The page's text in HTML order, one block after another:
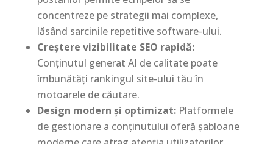
concentreze pe strategii mai complexe,
lăsând sarcinile repetitive software-ului.
Creștere vizibilitate SEO rapidă:
Conținutul generat AI de calitate poate
îmbunătăți rankingul site-ului tău în
motoarele de căutare.
Design modern și optimizat:Platformele
de gestionare a conținutului oferă șabloane